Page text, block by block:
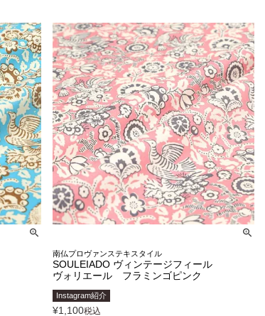
南仏プロヴァンステキスタイル
SOULEIADO ヴィンテージフィール
ヴォリエール フラミンゴピンク
Instagram紹介
¥1,100税込